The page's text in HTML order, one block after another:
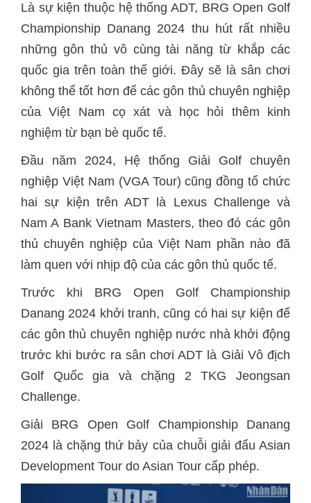
Là sự kiện thuộc hệ thống ADT, BRG Open Golf
Championship Danang 2024 thu hút rất nhiều
những gôn thủ vô cùng tài năng từ khắp các
quốc gia trên toàn thế giới. Đây sẽ là sân chơi
không thể tốt hơn để các gôn thủ chuyên nghiệp
của Việt Nam cọ xát và học hỏi thêm kinh
nghiệm từ bạn bè quốc tế.
Đầu năm 2024, Hệ thống Giải Golf chuyên
nghiệp Việt Nam (VGA Tour) cũng đồng tổ chức
hai sự kiện trên ADT là Lexus Challenge và
Nam A Bank Vietnam Masters, theo đó các gôn
thủ chuyên nghiệp của Việt Nam phần nào đã
làm quen với nhịp độ của các gôn thủ quốc tế.
Trước khi BRG Open Golf Championship
Danang 2024 khởi tranh, cũng có hai sự kiện để
các gôn thủ chuyên nghiệp nước nhà khởi động
trước khi bước ra sân chơi ADT là Giải Vô địch
Golf Quốc gia và chặng 2 TKG Jeongsan
Challenge.
Giải BRG Open Golf Championship Danang
2024 là chặng thứ bảy của chuỗi giải đấu Asian
Development Tour do Asian Tour cấp phép.